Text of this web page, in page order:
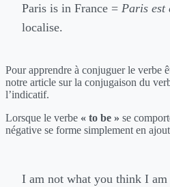
Paris is in France = Paris est
localise.
Pour apprendre à conjuguer le verbe
notre article sur la conjugaison du
l’indicatif.
Lorsque le verbe « to be » se
négative se forme simplement en
I am not what you think I am